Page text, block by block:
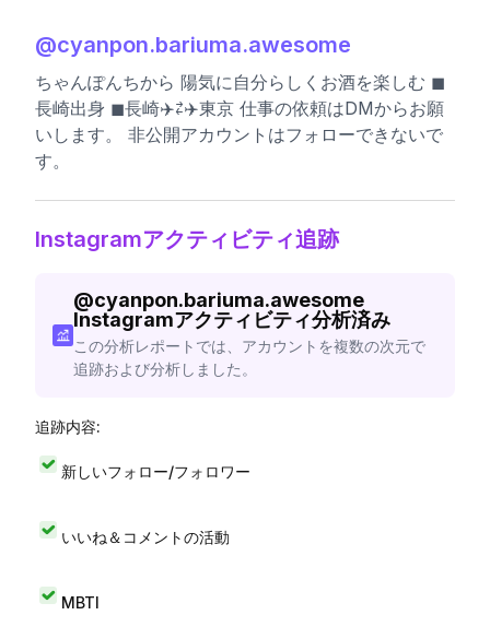
@cyanpon.bariuma.awesome
ちゃんぽんちから 陽気に自分らしくお酒を楽しむ ◼︎
長崎出身 ◼︎長崎✈️⇄✈️東京 仕事の依頼はDMからお願
いします。 非公開アカウントはフォローできないで
す。
Instagramアクティビティ追跡
@cyanpon.bariuma.awesome
Instagramアクティビティ分析済み
この分析レポートでは、アカウントを複数の次元で
追跡および分析しました。
追跡内容:
新しいフォロー/フォロワー
いいね＆コメントの活動
MBTI